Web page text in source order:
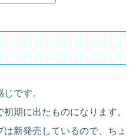
です。
期に出たものになります。
新発売しているので、ちょ